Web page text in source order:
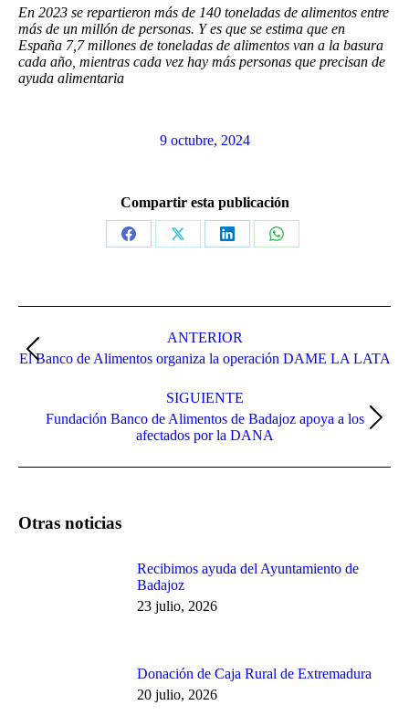
En 2023 se repartieron más de 140 toneladas de alimentos entre
más de un millón de personas. Y es que se estima que en
España 7,7 millones de toneladas de alimentos van a la basura
cada año, mientras cada vez hay más personas que precisan de
ayuda alimentaria
9 octubre, 2024
Compartir esta publicación
Share
Share
Share
Share
entre
publicaciones
ANTERIOR
Publicación
anterior:
El Banco de Alimentos organiza la operación DAME LA LATA
SIGUIENTE
Publicación
siguiente:
Fundación Banco de Alimentos de Badajoz apoya a los
afectados por la DANA
Otras noticias
Recibimos ayuda del Ayuntamiento de
Badajoz
23 julio, 2026
Donación de Caja Rural de Extremadura
20 julio, 2026